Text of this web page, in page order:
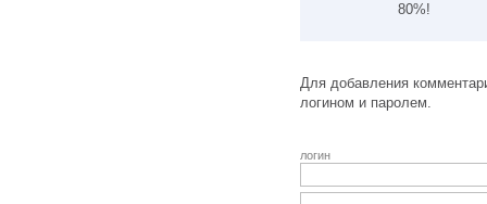
80%!
Для добавления
логином и паролем.
логин